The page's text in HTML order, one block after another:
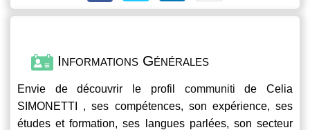
Informations Générales
Envie de découvrir le profil communiti de Celia
SIMONETTI , ses compétences, son expérience, ses
études et formation, ses langues parlées, son secteur